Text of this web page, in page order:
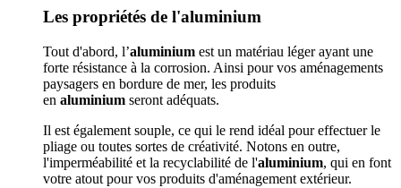
Les propriétés de l'aluminium
Tout d'abord, l’aluminium est un matériau léger ayant une
forte résistance à la corrosion. Ainsi pour vos aménagements
paysagers en bordure de mer, les produits
en aluminium seront adéquats.
Il est également souple, ce qui le rend idéal pour effectuer le
pliage ou toutes sortes de créativité. Notons en outre,
l'imperméabilité et la recyclabilité de l'aluminium, qui en font
votre atout pour vos produits d'aménagement extérieur.